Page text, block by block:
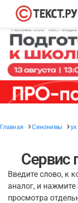
Главная Синонимы ух
Сервис
Введите слово, к
аналог, и
просмотра